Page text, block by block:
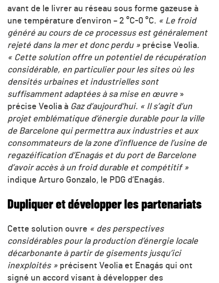
avant de le livrer au réseau sous forme gazeuse à
une température d’environ – 2 °C-0 °C. « Le froid
généré au cours de ce processus est généralement
rejeté dans la mer et donc perdu » précise Veolia.
« Cette solution offre un potentiel de récupération
considérable, en particulier pour les sites où les
densités urbaines et industrielles sont
suffisamment adaptées à sa mise en œuvre »
précise Veolia à Gaz d’aujourd’hui. « Il s’agit d’un
projet emblématique d’énergie durable pour la ville
de Barcelone qui permettra aux industries et aux
consommateurs de la zone d’influence de l’usine de
regazéification d’Enagás et du port de Barcelone
d’avoir accès à un froid durable et compétitif »
indique Arturo Gonzalo, le PDG d’Enagás.
Dupliquer et développer les partenariats
Cette solution ouvre « des perspectives
considérables pour la production d’énergie locale
décarbonante à partir de gisements jusqu’ici
inexploités » précisent Veolia et Enagás qui ont
signé un accord visant à développer des